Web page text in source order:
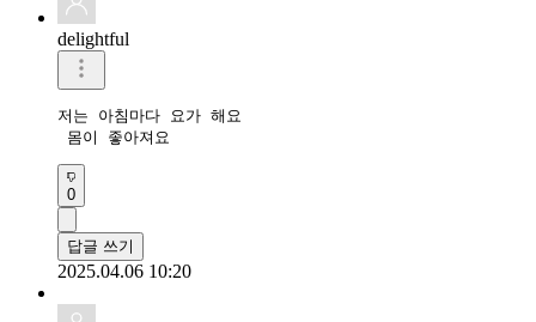
delightful
저는 아침마다 요가 해요
몸이 좋아져요
0
답글 쓰기
2025.04.06 10:20